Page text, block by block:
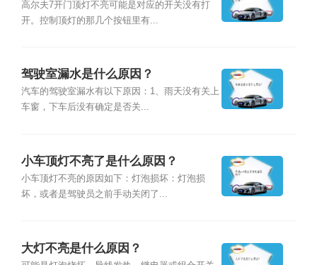
高尔夫7开门顶灯不亮可能是对应的开关没有打
开。控制顶灯的那几个按钮里有...
驾驶室漏水是什么原因？
汽车的驾驶室漏水有以下原因：1、雨天没有关上
车窗，下车后没有确定是否关...
小车顶灯不亮了是什么原因？
小车顶灯不亮的原因如下：灯泡损坏：灯泡损
坏，或者是驾驶员之前手动关闭了...
大灯不亮是什么原因？